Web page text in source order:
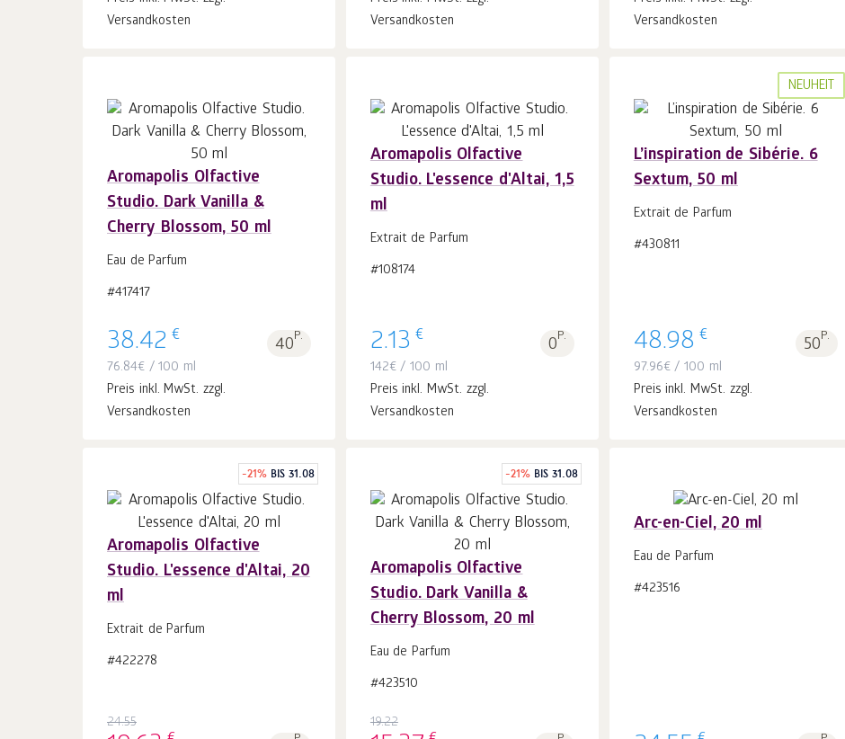
Versandkosten
Versandkosten
Versandkosten
Aromapolis Olfactive
Studio. Dark Vanilla &
Cherry Blossom, 50 ml
Eau de Parfum
#417417
38.42 € 40P.
76.84€ / 100 ml
Preis inkl. MwSt. zzgl.
Versandkosten
In
den Warenkorb
1
Stk.
Aromapolis Olfactive
Studio. L'essence d'Altai, 1,5
ml
Extrait de Parfum
#108174
2.13 € 0P.
142€/ 100 ml
Preis inkl. MwSt. zzgl.
Versandkosten
NEUHEIT
L’inspiration de Sibérie. 6
Sextum, 50 ml
Extrait de Parfum
#430811
48.98 € 50P.
97.96€/ 100 ml
Preis inkl. MwSt. zzgl.
Versandkosten
den Warenkorb
1
-21% BIS 31.08
Aromapolis Olfactive
Studio. L'essence d'Altai, 20
ml
Extrait de Parfum
#422278
24.55
-21% BIS 31.08
Aromapolis Olfactive
Studio. Dark Vanilla &
Cherry Blossom, 20 ml
Eau de Parfum
#423510
19.22
In
den Warenkorb
1
Stk.
Arc-en-Ciel, 20 ml
Eau de Parfum
#423516